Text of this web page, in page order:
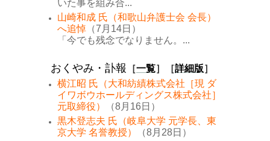
いた事を組み合...
山崎和成 氏（和歌山弁護士会 会長）
へ追悼 （7月14日）
「今でも残念でなりません。...
おくやみ・訃報 ［一覧］［詳細版］
横江昭 氏（大和紡績株式会社［現 ダ
イワボウホールディングス株式会社］
元取締役）
（8月16日）
黒木登志夫 氏（岐阜大学 元学長、東
京大学 名誉教授）
（8月28日）